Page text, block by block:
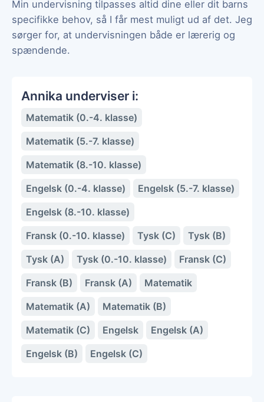
Min undervisning tilpasses altid dine eller dit barns
specifikke behov, så I får mest muligt ud af det. Jeg
sørger for, at undervisningen både er lærerig og
spændende.
Annika underviser i:
Matematik (0.-4. klasse)
Matematik (5.-7. klasse)
Matematik (8.-10. klasse)
Engelsk (0.-4. klasse)
Engelsk (5.-7. klasse)
Engelsk (8.-10. klasse)
Fransk (0.-10. klasse)
Tysk (C)
Tysk (B)
Tysk (A)
Tysk (0.-10. klasse)
Fransk (C)
Fransk (B)
Fransk (A)
Matematik
Matematik (A)
Matematik (B)
Matematik (C)
Engelsk
Engelsk (A)
Engelsk (B)
Engelsk (C)